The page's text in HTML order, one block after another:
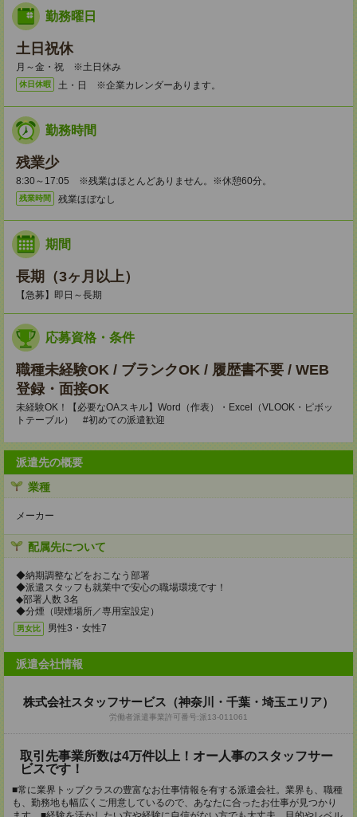
勤務曜日
土日祝休
月～金・祝 ※土日休み
休日休暇 土・日 ※企業カレンダーあります。
勤務時間
残業少
8:30～17:05 ※残業はほとんどありません。※休憩60分。
残業時間 残業ほぼなし
期間
長期（3ヶ月以上）
【急募】即日～長期
応募資格・条件
職種未経験OK / ブランクOK / 履歴書不要 / WEB
登録・面接OK
未経験OK！【必要なOAスキル】Word（作表）・Excel（VLOOK・ピボッ
トテーブル） #初めての派遣歓迎
派遣先の概要
業種
メーカー
配属先について
◆納期調整などをおこなう部署
◆派遣スタッフも就業中で安心の職場環境です！
◆部署人数 3名
◆分煙（喫煙場所／専用室設定）
男女比 男性3・女性7
派遣会社情報
株式会社スタッフサービス（神奈川・千葉・埼玉エリア）
労働者派遣事業許可番号:派13-011061
取引先事業所数は4万件以上！オー人事のスタッフサー
ビスです！
■常に業界トップクラスの豊富なお仕事情報を有する派遣会社。業界も、職種
も、勤務地も幅広くご用意しているので、あなたに合ったお仕事が見つかり